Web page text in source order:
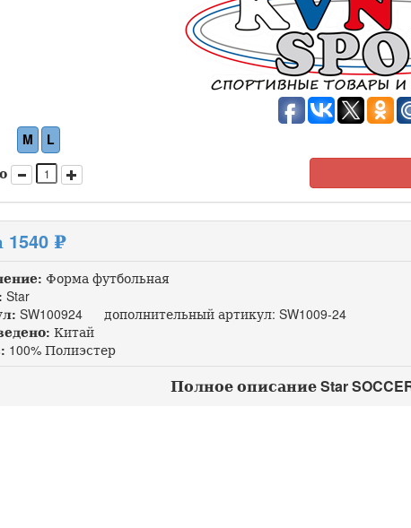
M
L
₽
Форма футбольная
Star
SW100924 дополнительный артикул: SW1009-24
Китай
100% Полиэстер
Полное описание Star SOCCER